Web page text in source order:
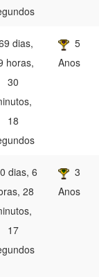
dias,
horas,
30
18
5
Anos
dias, 6
28
17
3
Anos